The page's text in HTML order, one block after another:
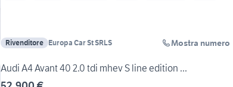
Rivenditore Europa Car St SRLS Mostra numero
Audi A4 Avant 40 2.0 tdi mhev S line edition ...